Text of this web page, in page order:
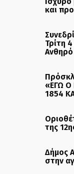
και
Τρίτη
Ανθηρό
«ΕΓΩ Ο
1854
της
Δήμος
στην